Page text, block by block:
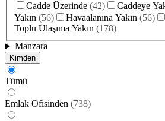
Cadde Üzerinde (42) Caddeye
Yakın (56) Havaalanına Yakın (56)
Toplu Ulaşıma Yakın (178)
Manzara
Kimden
Tümü
Emlak Ofisinden (738)